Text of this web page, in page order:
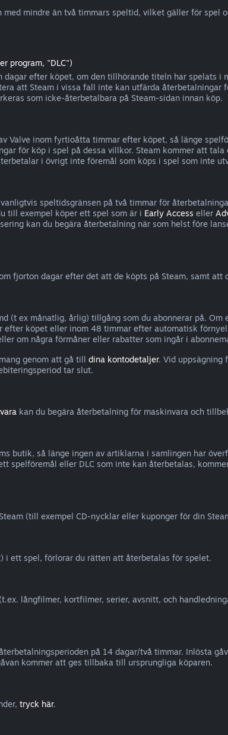
mindre än två timmars speltid, vilket gäller för spel
program, "DLC")
efter köpet, om den tillhörande titeln har spelats i
att Steam i vissa fall inte kan utfärda återbetalningar
som icke-återbetalbara på Steam-sidan innan köp.
Valve inom fyrtioåtta timmar efter köpet, så länge
för köp i spel på dessa villkor. Steam kommer att
i övrigt inte föremål som köps i spel som inte
speltidsgränsen på två timmar för
till exempel köper ett spel som är i Early Access eller
kan du begära återbetalning när som helst före
fjorton dagar efter det att de köpts på Steam, samt att
(t ex månatlig, årlig) tillgång som du abonnerar på.
köpet eller inom 48 timmar efter automatisk
om några förmåner eller rabatter som ingår i
genom att gå till dina kontodetaljer. Vid uppsägning
tar slut.
kan du begära återbetalning för maskinvara och
butik, så länge ingen av artiklarna i samlingen har
spelföremål eller DLC som inte kan återbetalas,
(till exempel CD-nycklar eller kuponger för din
i ett spel, förlorar du rätten att återbetalas för spelet.
långfilmer, kortfilmer, serier, avsnitt, och
på 14 dagar/två timmar. Inlösta
kommer att ges tillbaka till ursprungliga köparen.
tryck här.